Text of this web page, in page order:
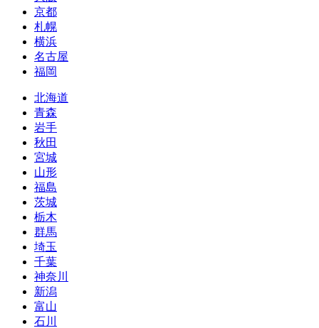
京都
札幌
横浜
名古屋
福岡
北海道
青森
岩手
秋田
宮城
山形
福島
茨城
栃木
群馬
埼玉
千葉
神奈川
新潟
富山
石川